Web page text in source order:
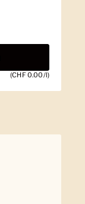
(CHF 0.00/l)